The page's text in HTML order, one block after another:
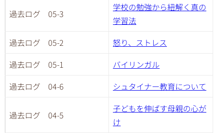
過去ログ 05-3
学校の勉強から紐解く真の
学習法
過去ログ 05-2
怒り、ストレス
過去ログ 05-1
バイリンガル
過去ログ 04-6
シュタイナー教育について
過去ログ 04-5
子どもを伸ばす母親の心が
け